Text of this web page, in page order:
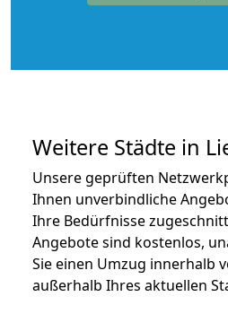
Weitere Städte in
Unsere geprüften
Ihnen unverbindliche
Ihre Bedürfnisse
Angebote sind kostenlos,
Sie einen Umzug innerhalb
außerhalb Ihres aktuellen